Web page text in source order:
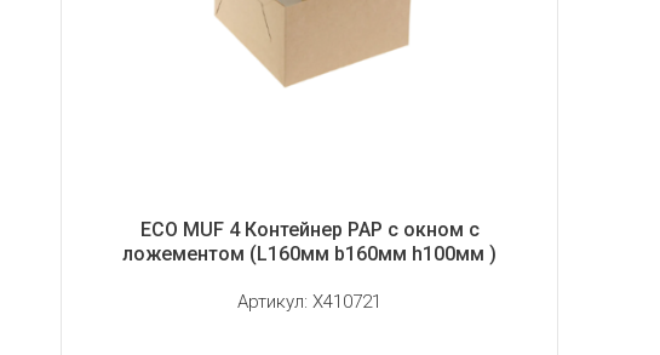
ECO MUF 4 Контейнер РАР с окном с
ложементом (L160мм b160мм h100мм )
Артикул: X410721